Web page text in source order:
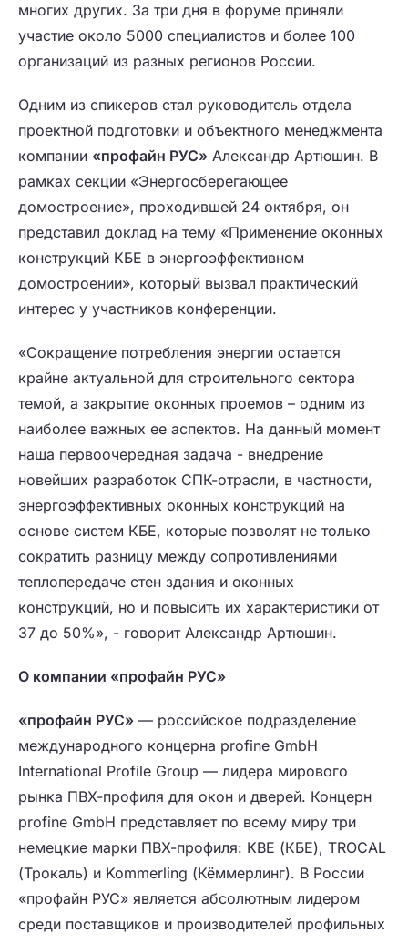
многих других. За три дня в форуме приняли
участие около 5000 специалистов и более 100
организаций из разных регионов России.
Одним из спикеров стал руководитель отдела
проектной подготовки и объектного менеджмента
компании «профайн РУС» Александр Артюшин. В
рамках секции «Энергосберегающее
домостроение», проходившей 24 октября, он
представил доклад на тему «Применение оконных
конструкций КБЕ в энергоэффективном
домостроении», который вызвал практический
интерес у участников конференции.
«Сокращение потребления энергии остается
крайне актуальной для строительного сектора
темой, а закрытие оконных проемов – одним из
наиболее важных ее аспектов. На данный момент
наша первоочередная задача - внедрение
новейших разработок СПК-отрасли, в частности,
энергоэффективных оконных конструкций на
основе систем КБЕ, которые позволят не только
сократить разницу между сопротивлениями
теплопередаче стен здания и оконных
конструкций, но и повысить их характеристики от
37 до 50%», - говорит Александр Артюшин.
О компании «профайн РУС»
«профайн РУС» — российское подразделение
международного концерна profine GmbH
International Profile Group — лидера мирового
рынка ПВХ-профиля для окон и дверей. Концерн
profine GmbH представляет по всему миру три
немецкие марки ПВХ-профиля: KBE (КБЕ), TROCAL
(Трокаль) и Kommerling (Кёммерлинг). В России
«профайн РУС» является абсолютным лидером
среди поставщиков и производителей профильных